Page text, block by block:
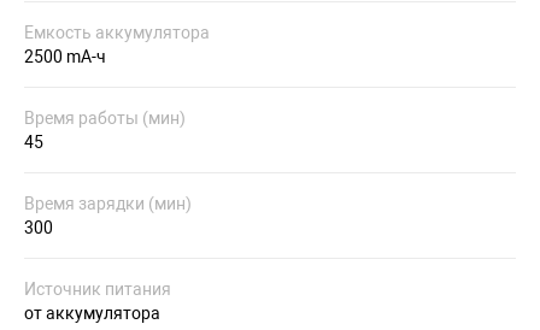
Емкость аккумулятора
2500 mA-ч
Время работы (мин)
45
Время зарядки (мин)
300
Источник питания
от аккумулятора